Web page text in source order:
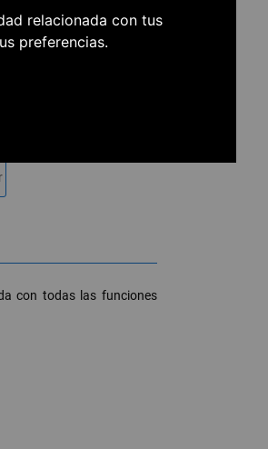
relacionada con tus
preferencias.
2 extensiones
con todas las funciones